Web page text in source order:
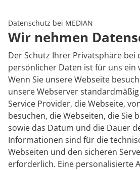
Onkologie
Pneumologie
Rheumatologie
Karriere
Datenschutz bei MEDIAN
Wir nehmen
Der Schutz Ihrer Privatsphäre bei
persönlicher Daten ist für uns ein
Wenn Sie unsere Webseite
unsere Webserver
Service Provider, die Webseite,
besuchen, die Webseiten, die Sie
sowie das Datum und die Dauer
Informationen sind für die
Webseiten und den sicheren
erforderlich. Eine personalisierte